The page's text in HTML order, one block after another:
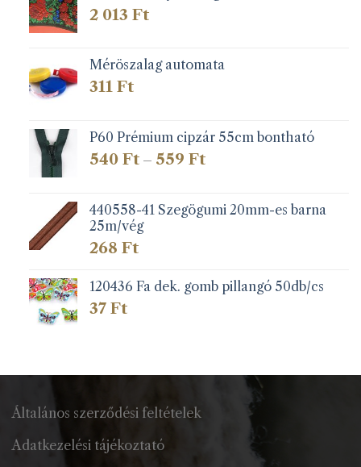
2 013 Ft
Méröszalag automata
311 Ft
P60 Prémium cipzár 55cm bontható
540 Ft – 559 FtÁrtartomány:
559 Ft
440558-41 Szegögumi 20mm-es barna
25m/vég
268 Ft
120436 Fa dek. gomb pillangó 50db/cs
37 Ft
Általános szerződési feltételek
Adatkezelési tájékoztató